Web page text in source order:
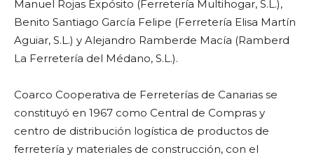
Manuel Rojas Expósito (Ferretería Multihogar, S.L.),
Benito Santiago García Felipe (Ferretería Elisa Martín
Aguiar, S.L.) y Alejandro Ramberde Macía (Ramberd
La Ferretería del Médano, S.L.).
Coarco Cooperativa de Ferreterías de Canarias se
constituyó en 1967 como Central de Compras y
centro de distribución logística de productos de
ferretería y materiales de construcción, con el